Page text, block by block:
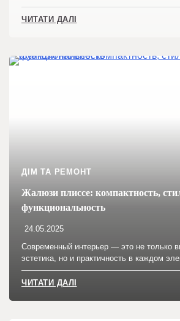
ЧИТАТИ ДАЛІ
ДІМ ТА РЕМОНТ
Жалюзи плиссе: компактность,
функциональность
24.05.2025
Современный интерьер — это не только
эстетика, но и практичность в каждом
ЧИТАТИ ДАЛІ